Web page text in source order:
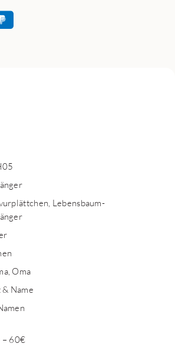
Lebensbaum-
Oma
& Name
– 60€